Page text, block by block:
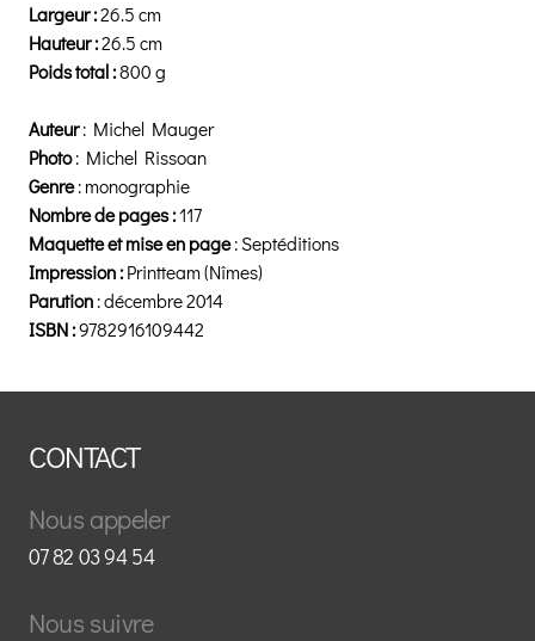
Largeur :26.5 cm
Hauteur :26.5 cm
Poids total :800 g
Auteur: Michel Mauger
Photo: Michel Rissoan
Genre: monographie
Nombre de pages :117
Maquette et mise en page: Septéditions
Impression :Printteam (Nîmes)
Parution : décembre 2014
ISBN :9782916109442
CONTACT
Nous appeler
07 82 03 94 54
Nous suivre